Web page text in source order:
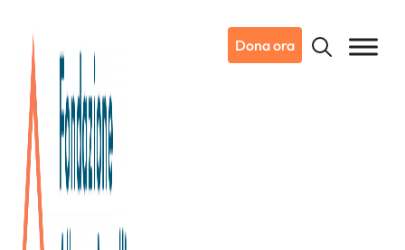
Dona ora
05/11/2025
Dicono di noi